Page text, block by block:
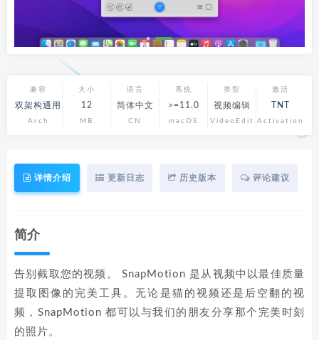
兼容
双架构通用
Arch
大小
12
MB
语言
简体中文
CN
系统
>=11.0
macOS
类型
视频编辑
VideoEdit
激活
TNT
Activation
详情介绍 更新日志 历史版本 评论建议
简介
告别截取您的视频。 SnapMotion 是从视频中以最佳质量
提取图像的完美工具。无论是猫的视频还是后空翻的视
频，SnapMotion 都可以与我们的朋友分享那个完美时刻
的照片。